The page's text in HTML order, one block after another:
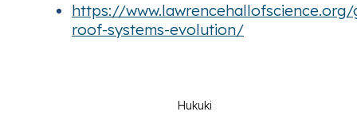
https://www.lawrencehallofscience.org/
roof-systems-evolution/
Hukuki